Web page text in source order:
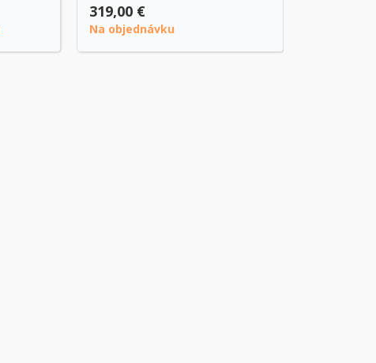
319,00 €
Na objednávku